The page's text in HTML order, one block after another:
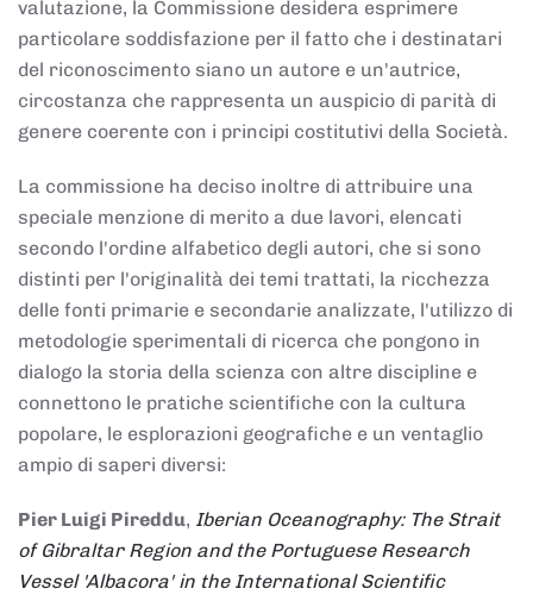
valutazione, la Commissione desidera esprimere
particolare soddisfazione per il fatto che i destinatari
del riconoscimento siano un autore e un'autrice,
circostanza che rappresenta un auspicio di parità di
genere coerente con i principi costitutivi della Società.
La commissione ha deciso inoltre di attribuire una
speciale menzione di merito a due lavori, elencati
secondo l'ordine alfabetico degli autori, che si sono
distinti per l'originalità dei temi trattati, la ricchezza
delle fonti primarie e secondarie analizzate, l'utilizzo di
metodologie sperimentali di ricerca che pongono in
dialogo la storia della scienza con altre discipline e
connettono le pratiche scientifiche con la cultura
popolare, le esplorazioni geografiche e un ventaglio
ampio di saperi diversi:
Pier Luigi Pireddu, Iberian Oceanography: The Strait
of Gibraltar Region and the Portuguese Research
Vessel 'Albacora' in the International Scientific